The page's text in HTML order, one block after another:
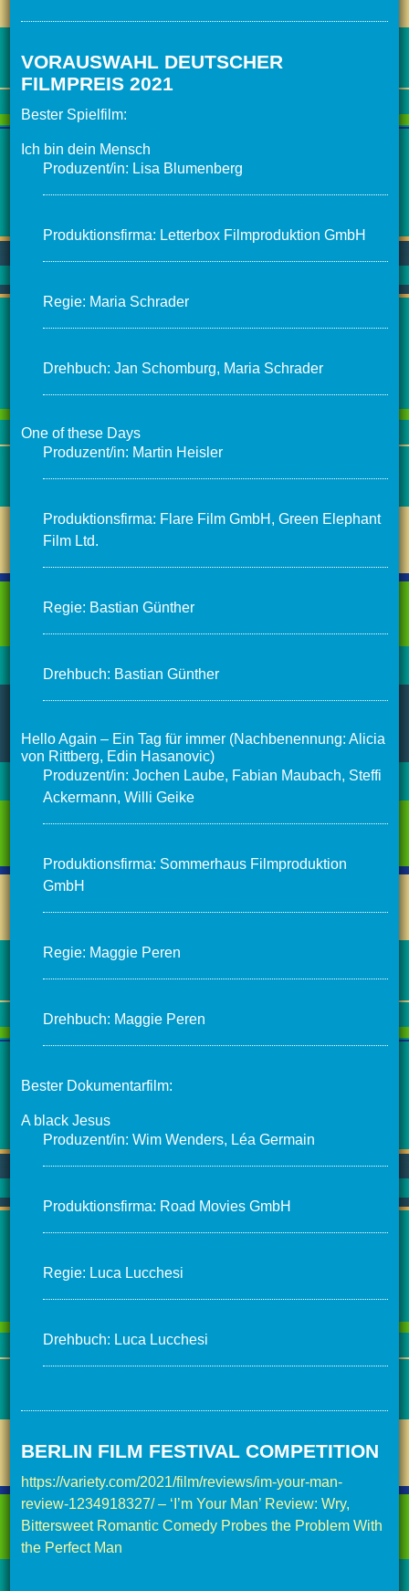
VORAUSWAHL DEUTSCHER
FILMPREIS 2021
Bester Spielfilm:
Ich bin dein Mensch
Produzent/in: Lisa Blumenberg
Produktionsfirma: Letterbox Filmproduktion GmbH
Regie: Maria Schrader
Drehbuch: Jan Schomburg, Maria Schrader
One of these Days
Produzent/in: Martin Heisler
Produktionsfirma: Flare Film GmbH, Green Elephant
Film Ltd.
Regie: Bastian Günther
Drehbuch: Bastian Günther
Hello Again – Ein Tag für immer (Nachbenennung: Alicia
von Rittberg, Edin Hasanovic)
Produzent/in: Jochen Laube, Fabian Maubach, Steffi
Ackermann, Willi Geike
Produktionsfirma: Sommerhaus Filmproduktion
GmbH
Regie: Maggie Peren
Drehbuch: Maggie Peren
Bester Dokumentarfilm:
A black Jesus
Produzent/in: Wim Wenders, Léa Germain
Produktionsfirma: Road Movies GmbH
Regie: Luca Lucchesi
Drehbuch: Luca Lucchesi
BERLIN FILM FESTIVAL COMPETITION
https://variety.com/2021/film/reviews/im-your-man-
review-1234918327/ – ‘I’m Your Man’ Review: Wry,
Bittersweet Romantic Comedy Probes the Problem With
the Perfect Man